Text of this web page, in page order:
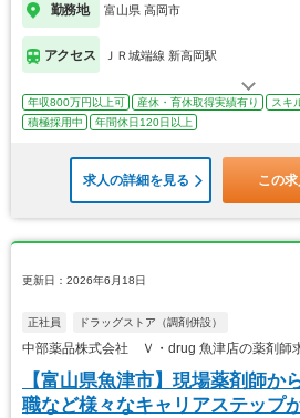
勤務地 富山県 高岡市
アクセス ＪＲ城端線 新高岡駅
年収800万円以上可 産休・育休取得実績有り スキ
積極採用中
年間休日120日以上
求人の詳細を見る この
更新日：2026年6月18日
正社員 ドラッグストア（調剤併設）
中部薬品株式会社 Ｖ・drug 魚津店の薬剤師
【富山県魚津市】現場薬剤師か
職など様々なキャリアステップ